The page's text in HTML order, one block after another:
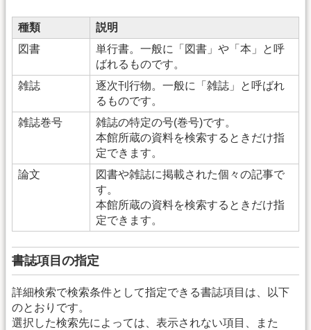
種類
説明
図書
単行書。一般に「図書」や「本」と呼
ばれるものです。
雑誌
逐次刊行物。一般に「雑誌」と呼ばれ
るものです。
雑誌巻号
雑誌の特定の号(巻号)です。
本館所蔵の資料を検索するときだけ指
定できます。
論文
図書や雑誌に掲載された個々の記事で
す。
本館所蔵の資料を検索するときだけ指
定できます。
書誌項目の指定
詳細検索で検索条件として指定できる書誌項目は、以下
のとおりです。
選択した検索先によっては、表示されない項目、また